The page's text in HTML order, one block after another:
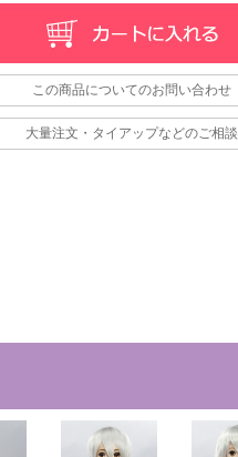
この商品についてのお問い合わせ
大量注文・タイアップなどのご相談